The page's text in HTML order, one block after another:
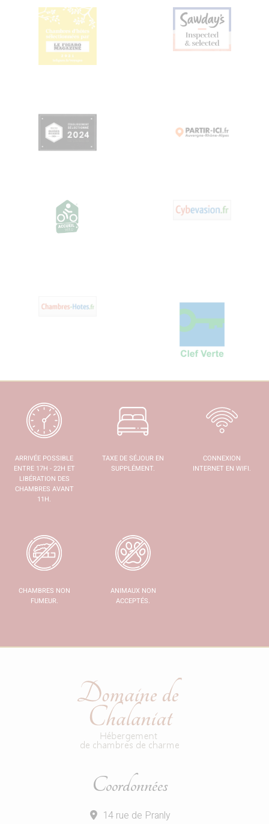
ARRIVÉE POSSIBLE
ENTRE 17H - 22H ET
LIBÉRATION DES
CHAMBRES AVANT
11H.
TAXE DE SÉJOUR EN
SUPPLÉMENT.
CONNEXION
INTERNET EN WIFI.
CHAMBRES NON
FUMEUR.
ANIMAUX NON
ACCEPTÉS.
Coordonnées
14 rue de Pranly